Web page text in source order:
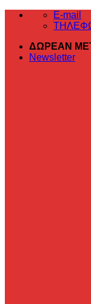
Μετάβαση
E-mail
ΔΩΡΕΑΝ
Newsletter